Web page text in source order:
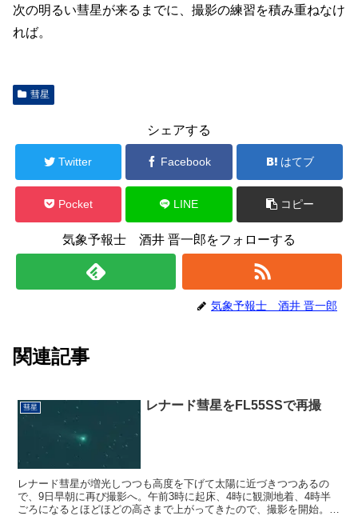
次の明るい彗星が来るまでに、撮影の練習を積み重ねなけ
れば。
彗星
シェアする
Twitter Facebook はてブ
Pocket LINE コピー
気象予報士 酒井 晋一郎をフォローする
気象予報士 酒井 晋一郎
関連記事
彗星 レナード彗星をFL55SSで再撮
レナード彗星が増光しつつも高度を下げて太陽に近づきつつあるの
で、9日早朝に再び撮影へ。午前3時に起床、4時に観測地着、4時半
ごろになるとほどほどの高さまで上がってきたので、撮影を開始。前